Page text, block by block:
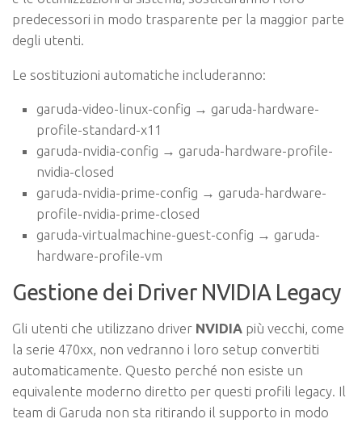
predecessori in modo trasparente per la maggior parte
degli utenti.
Le sostituzioni automatiche includeranno:
garuda-video-linux-config → garuda-hardware-
profile-standard-x11
garuda-nvidia-config → garuda-hardware-profile-
nvidia-closed
garuda-nvidia-prime-config → garuda-hardware-
profile-nvidia-prime-closed
garuda-virtualmachine-guest-config → garuda-
hardware-profile-vm
Gestione dei Driver NVIDIA Legacy
Gli utenti che utilizzano driver NVIDIA più vecchi, come
la serie 470xx, non vedranno i loro setup convertiti
automaticamente. Questo perché non esiste un
equivalente moderno diretto per questi profili legacy. Il
team di Garuda non sta ritirando il supporto in modo